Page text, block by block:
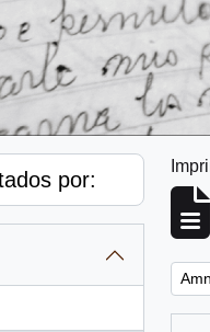
por: